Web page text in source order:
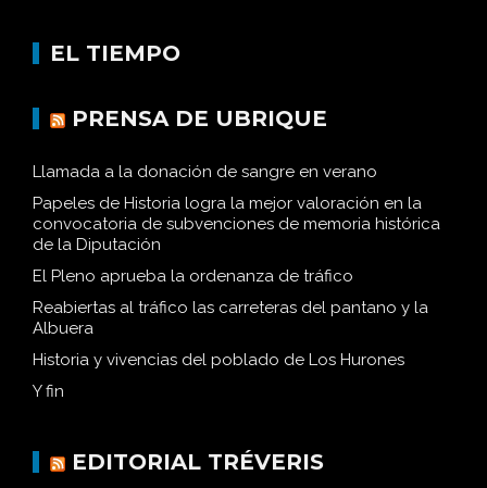
EL TIEMPO
PRENSA DE UBRIQUE
Llamada a la donación de sangre en verano
Papeles de Historia logra la mejor valoración en la
convocatoria de subvenciones de memoria histórica
de la Diputación
El Pleno aprueba la ordenanza de tráfico
Reabiertas al tráfico las carreteras del pantano y la
Albuera
Historia y vivencias del poblado de Los Hurones
Y fin
EDITORIAL TRÉVERIS